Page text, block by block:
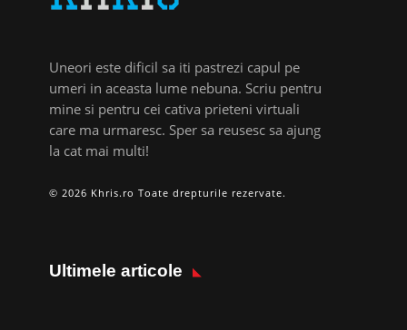
Uneori este dificil sa iti pastrezi capul pe
umeri in aceasta lume nebuna. Scriu pentru
mine si pentru cei cativa prieteni virtuali
care ma urmaresc. Sper sa reusesc sa ajung
la cat mai multi!
© 2026 Khris.ro Toate drepturile rezervate.
Ultimele articole